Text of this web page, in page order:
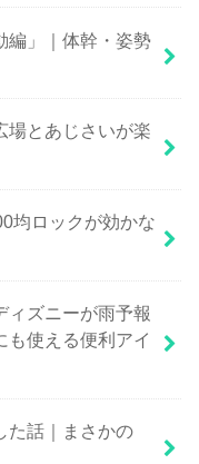
編」｜体幹・姿勢
場とあじさいが楽
均ロックが効かな
ィズニーが雨予報
も使える便利アイ
た話｜まさかの